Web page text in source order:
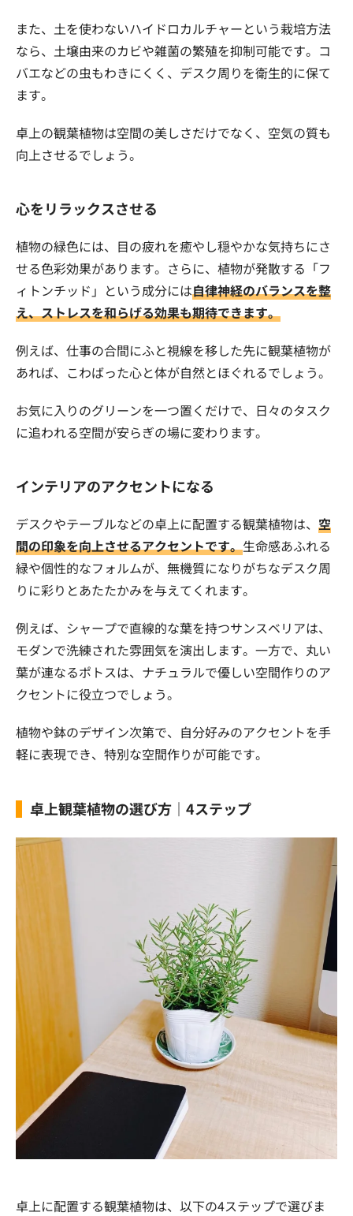
また、土を使わないハイドロカルチャーという栽培方法
なら、土壌由来のカビや雑菌の繁殖を抑制可能です。コ
バエなどの虫もわきにくく、デスク周りを衛生的に保て
ます。
卓上の観葉植物は空間の美しさだけでなく、空気の質も
向上させるでしょう。
心をリラックスさせる
植物の緑色には、目の疲れを癒やし穏やかな気持ちにさ
せる色彩効果があります。さらに、植物が発散する「フ
ィトンチッド」という成分には自律神経のバランスを整
え、ストレスを和らげる効果も期待できます。
例えば、仕事の合間にふと視線を移した先に観葉植物が
あれば、こわばった心と体が自然とほぐれるでしょう。
お気に入りのグリーンを一つ置くだけで、日々のタスク
に追われる空間が安らぎの場に変わります。
インテリアのアクセントになる
デスクやテーブルなどの卓上に配置する観葉植物は、 空
間の印象を向上させるアクセントです。生命感あふれる
緑や個性的なフォルムが、無機質になりがちなデスク周
りに彩りとあたたかみを与えてくれます。
例えば、シャープで直線的な葉を持つサンスベリアは、
モダンで洗練された雰囲気を演出します。一方で、丸い
葉が連なるポトスは、ナチュラルで優しい空間作りのア
クセントに役立つでしょう。
植物や鉢のデザイン次第で、自分好みのアクセントを手
軽に表現でき、特別な空間作りが可能です。
卓上観葉植物の選び方｜4ステップ
卓上に配置する観葉植物は、以下の4ステップで選びま